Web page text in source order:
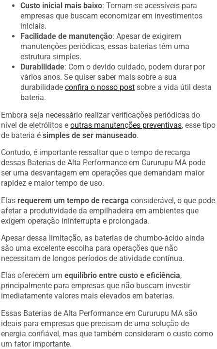
Custo inicial mais baixo: Tornam-se acessíveis para
empresas que buscam economizar em investimentos
iniciais.
Facilidade de manutenção: Apesar de exigirem
manutenções periódicas, essas baterias têm uma
estrutura simples.
Durabilidade: Com o devido cuidado, podem durar por
vários anos. Se quiser saber mais sobre a sua
durabilidadeconfira o nosso post sobre a vida útil desta
bateria.
Embora seja necessário realizar verificações periódicas do
nível de eletrólitos eoutras manutenções preventivas, esse tipo
de bateria ésimples de ser manuseado.
Contudo, é importante ressaltar que o tempo de recarga
dessas Baterias de Alta Performance em Cururupu MA pode
ser uma desvantagem em operações que demandam maior
rapidez e maior tempo de uso.
Elas requerem um tempo de recarga considerável, o que pode
afetar a produtividade da empilhadeira em ambientes que
exigem operação ininterrupta e prolongada.
Apesar dessa limitação, as baterias de chumbo-ácido ainda
são uma excelente escolha para operações que não
necessitam de longos períodos de atividade contínua.
Elas oferecem umequilíbrio entre custo e eficiência,
principalmente para empresas que não buscam investir
imediatamente valores mais elevados em baterias.
Essas Baterias de Alta Performance em Cururupu MA são
ideais para empresas que precisam de uma solução de
energia confiável, mas que também consideram o custo como
um fator importante.